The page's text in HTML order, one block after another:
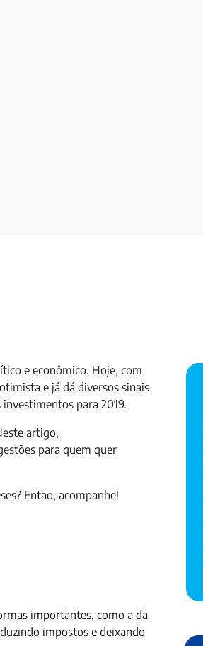
e econômico. Hoje, com
e já dá diversos sinais
para 2019.
artigo,
para quem quer
Então, acompanhe!
importantes, como a da
impostos e deixando